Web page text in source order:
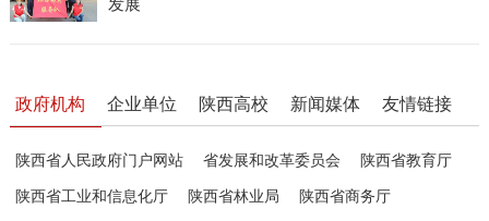
政府机构 企业单位 陕西高校 新闻媒体 友情链接
陕西省人民政府门户网站 省发展和改革委员会 陕西省教育厅
陕西省工业和信息化厅 陕西省林业局 陕西省商务厅